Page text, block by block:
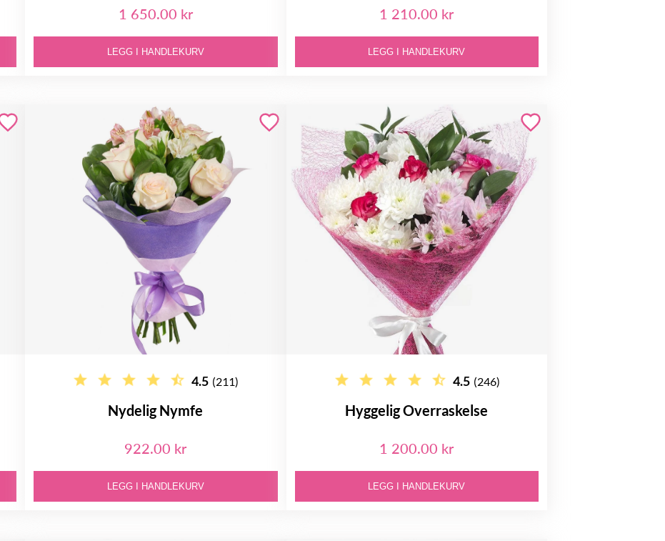
1 650.00 kr
LEGG I HANDLEKURV
1 210.00 kr
LEGG I HANDLEKURV
4.5 (211)
Nydelig Nymfe
922.00 kr
LEGG I HANDLEKURV
4.5 (246)
Hyggelig Overraskelse
1 200.00 kr
LEGG I HANDLEKURV